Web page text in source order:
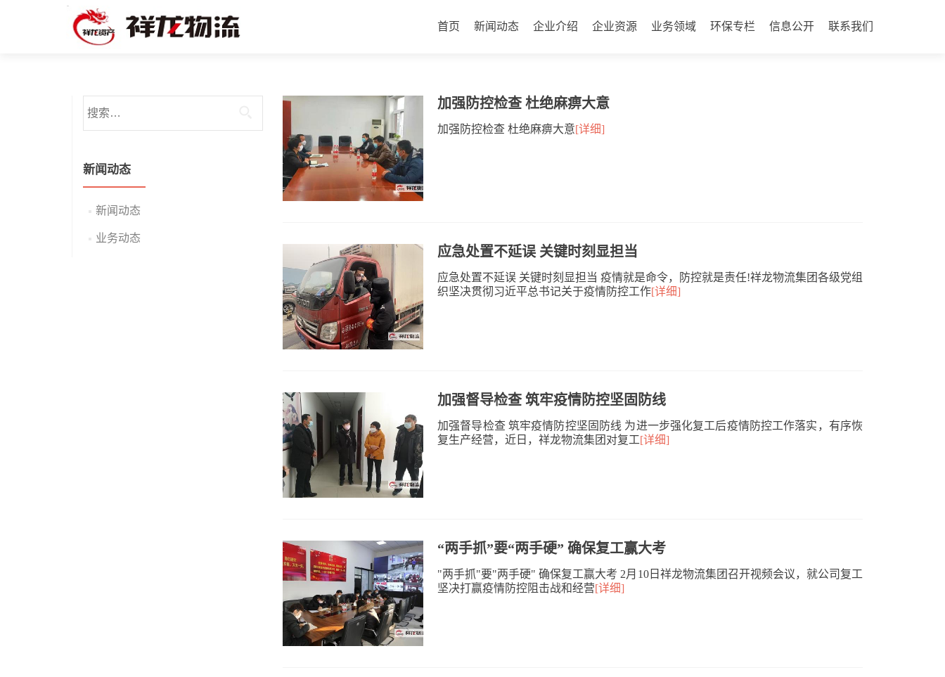
首页 新闻动态 企业介绍 企业资源 业务领域 环保专栏 信息公开 联系我们
新闻动态
新闻动态
业务动态
加强防控检查 杜绝麻痹大意
加强防控检查 杜绝麻痹大意[详细]
应急处置不延误 关键时刻显担当
应急处置不延误 关键时刻显担当 疫情就是命令，防控就是责任!祥龙物流集团各级党组
织坚决贯彻习近平总书记关于疫情防控工作[详细]
加强督导检查 筑牢疫情防控坚固防线
加强督导检查 筑牢疫情防控坚固防线 为进一步强化复工后疫情防控工作落实，有序恢
复生产经营，近日，祥龙物流集团对复工[详细]
“两手抓”要“两手硬” 确保复工赢大考
"两手抓"要"两手硬" 确保复工赢大考 2月10日祥龙物流集团召开视频会议，就公司复工
坚决打赢疫情防控阻击战和经营[详细]